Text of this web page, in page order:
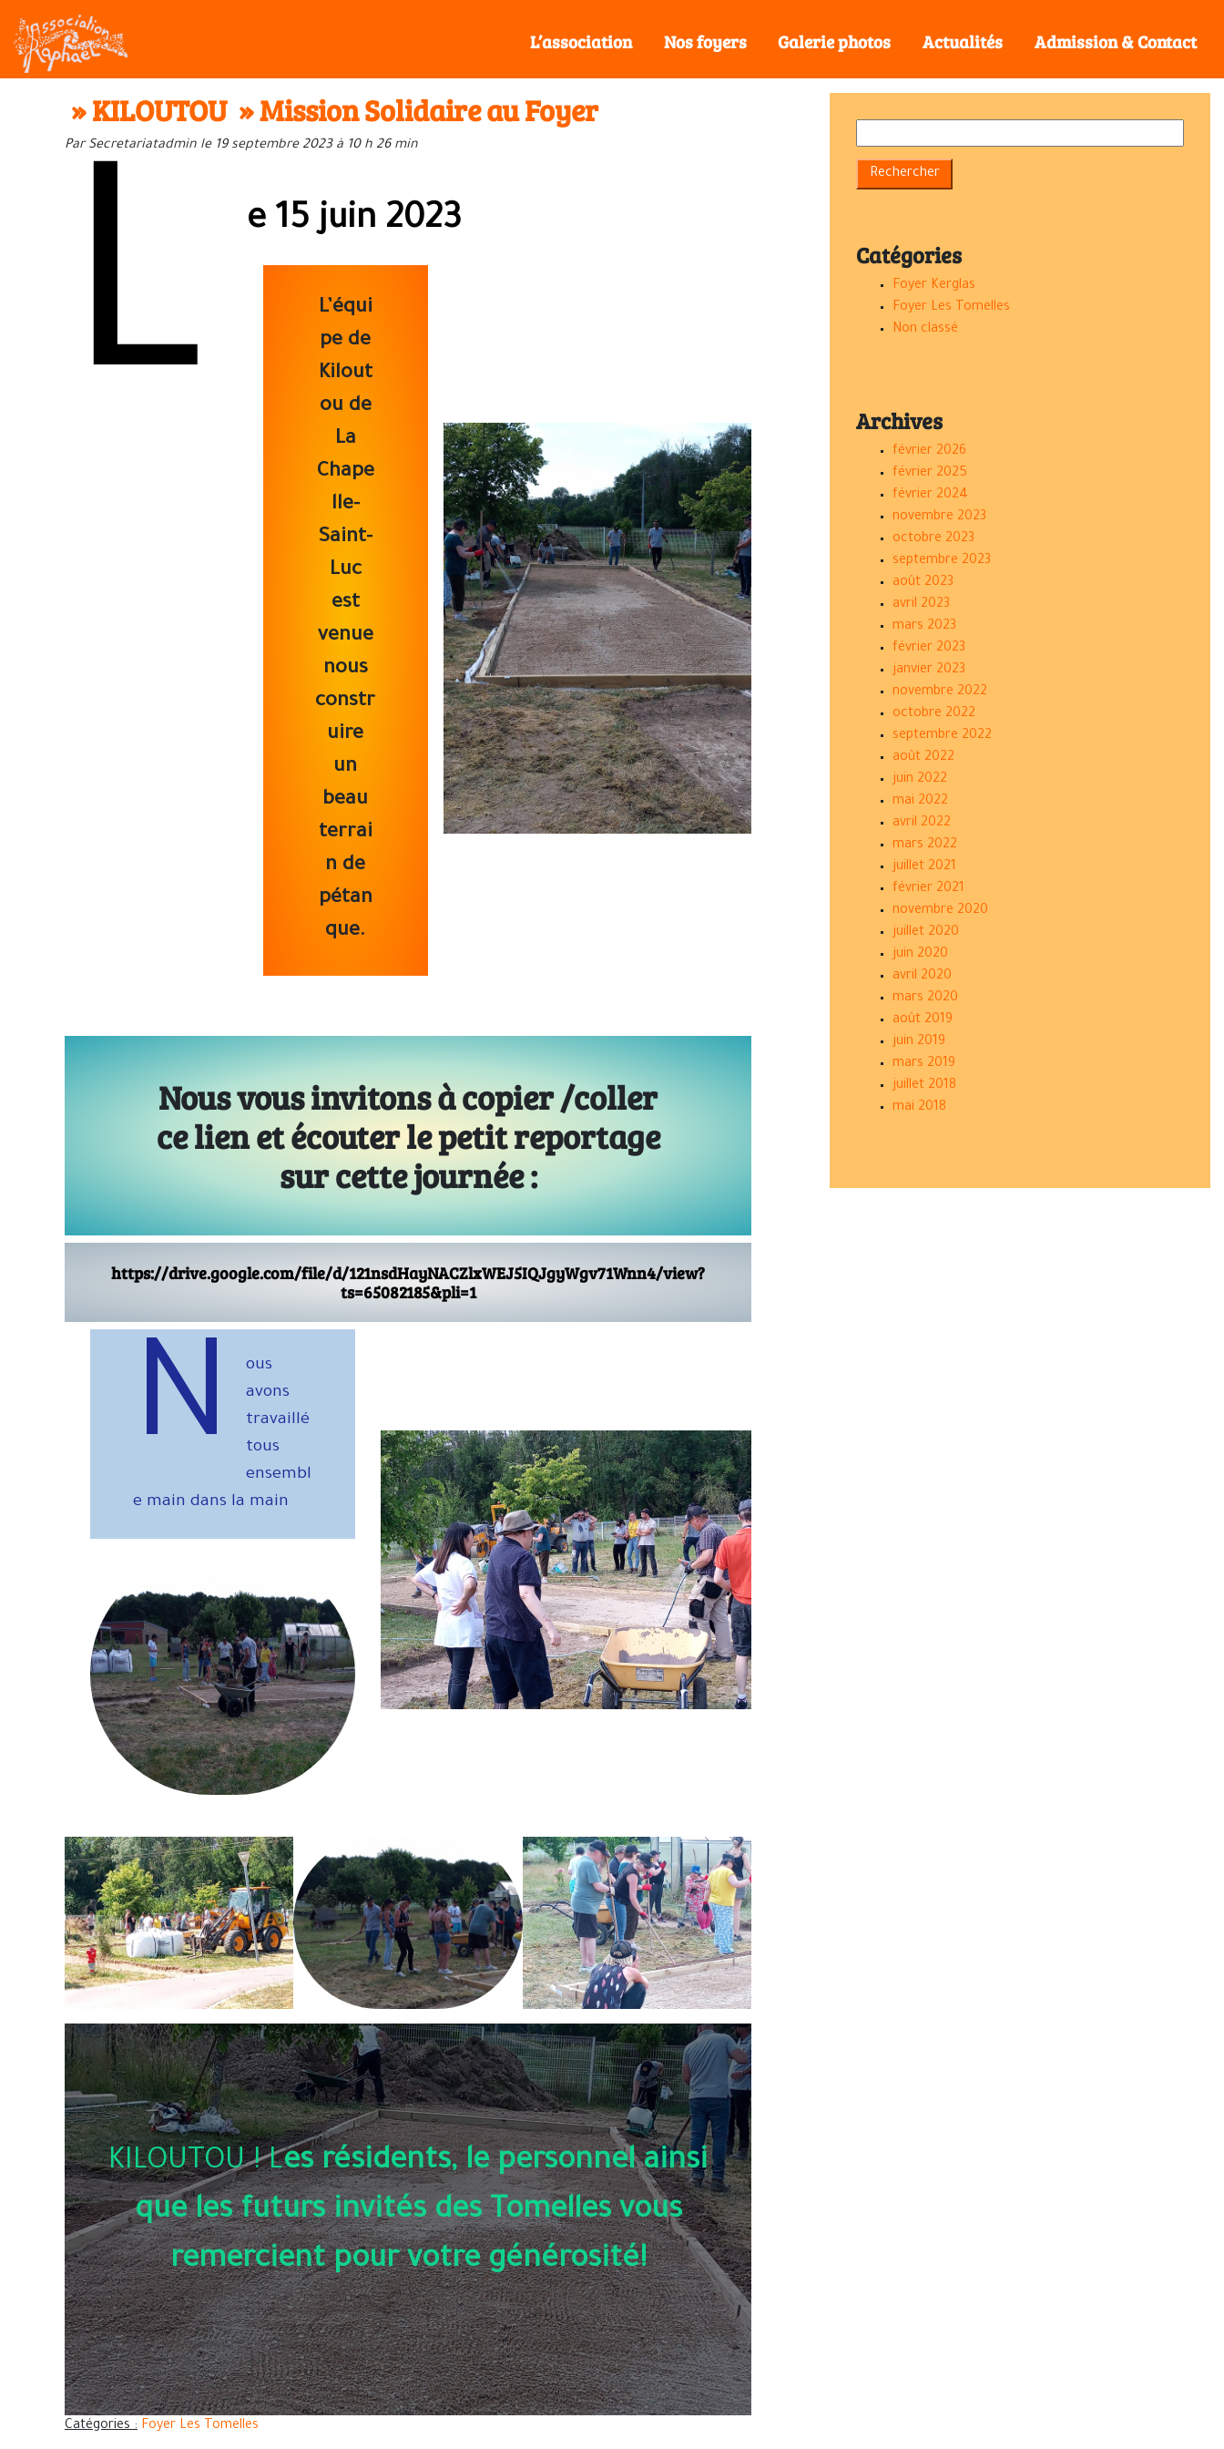
L’association Nos foyers Galerie photos Actualités Admission & Contact
» KILOUTOU » Mission Solidaire au Foyer
Par Secretariatadmin le 19 septembre 2023 à 10 h 26 min
L e 15 juin 2023
L’équi
pe de
Kilout
ou de
La
Chape
lle-
Saint-
Luc
est
venue
nous
constr
uire
un
beau
terrai
n de
pétan
que.
Nous vous invitons à copier /coller
ce lien et écouter le petit reportage
sur cette journée :
https://drive.google.com/file/d/121nsdHayNACZlxWEJ5IQJgyWgv71Wnn4/view?
ts=65082185&pli=1
N
ous
avons
travaillé
tous
ensembl
e main dans la main
KILOUTOU ! Les résidents, le personnel ainsi
que les futurs invités des Tomelles vous
remercient pour votre générosité!
Catégories : Foyer Les Tomelles
Catégories
Foyer Kerglas
Foyer Les Tomelles
Non classé
Archives
février 2026
février 2025
février 2024
novembre 2023
octobre 2023
septembre 2023
août 2023
avril 2023
mars 2023
février 2023
janvier 2023
novembre 2022
octobre 2022
septembre 2022
août 2022
juin 2022
mai 2022
avril 2022
mars 2022
juillet 2021
février 2021
novembre 2020
juillet 2020
juin 2020
avril 2020
mars 2020
août 2019
juin 2019
mars 2019
juillet 2018
mai 2018